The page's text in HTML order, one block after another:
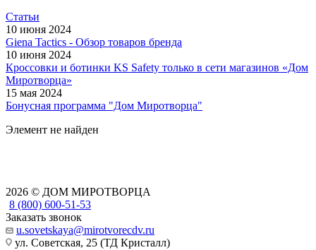
Статьи
10 июня 2024
Giena Tactics - Обзор товаров бренда
10 июня 2024
Кроссовки и ботинки KS Safety только в сети магазинов «Дом
Миротворца»
15 мая 2024
Бонусная программа "Дом Миротворца"
Элемент не найден
2026 © ДОМ МИРОТВОРЦА
8 (800) 600-51-53
Заказать звонок
u.sovetskaya@mirotvorecdv.ru
ул. Советская, 25 (ТД Кристалл)